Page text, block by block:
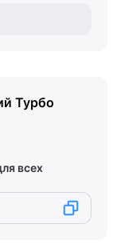
Турбо
всех